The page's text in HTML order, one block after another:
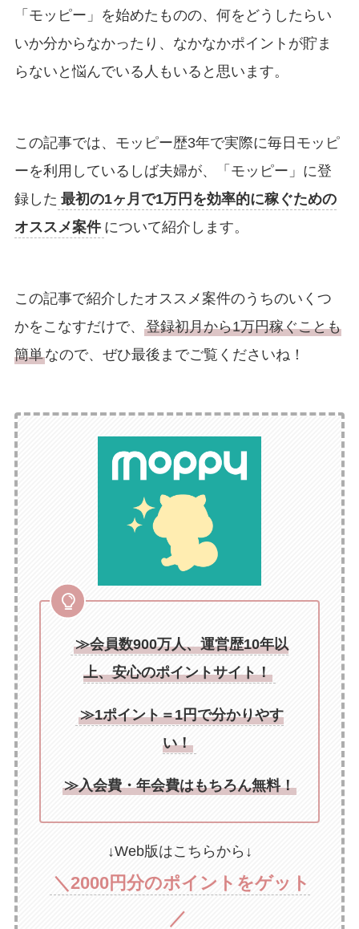
「モッピー」を始めたものの、何をどうしたらい
いか分からなかったり、なかなかポイントが貯ま
らないと悩んでいる人もいると思います。
この記事では、モッピー歴3年で実際に毎日モッピ
ーを利用しているしば夫婦が、「モッピー」に登
録した 最初の1ヶ月で1万円を効率的に稼ぐための
オススメ案件 について紹介します。
この記事で紹介したオススメ案件のうちのいくつ
かをこなすだけで、 登録初月から1万円稼ぐことも
簡単なので、ぜひ最後までご覧くださいね！
≫会員数900万人、運営歴10年以
上、安心のポイントサイト！
≫1ポイント＝1円で分かりやす
い！
≫入会費・年会費はもちろん無料！
↓Web版はこちらから↓
＼2000円分のポイントをゲット
／